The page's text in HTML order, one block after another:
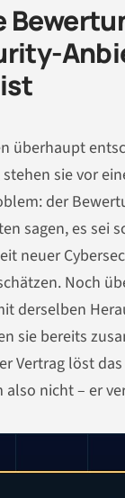
überhaupt
sie vor
der
sagen, es sei
neuer
Noch
derselben
sie bereits
Vertrag löst das
nicht – er